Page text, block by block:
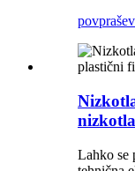
Lahko se